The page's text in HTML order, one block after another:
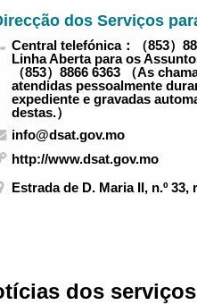
Central telefónica：（853）
Linha Aberta para os
（853）8866 6363 （As
atendidas pessoalmente
expediente e gravadas
destas.）
info@dsat.gov.mo
http://www.dsat.gov.mo
Estrada de D. Maria II, n.º 33,
dos